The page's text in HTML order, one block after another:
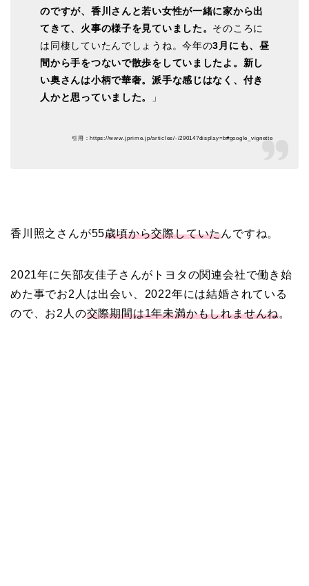
【画像】相葉雅紀の嫁は
関西出身の癒し系美人！
元タレントで交際期間約
10年！
岩堀せりと夫のGLAY・T
のですが、香川さんと若い女性が一緒に家から出
てきて、火事の様子を見ていました。 そのころに
は同棲していたんでしょうね。今年の3月にも、昼
間から手をつないで散歩をしていましたよ。新し
い奥さんは小柄で華奢。派手な感じはなく、付き
人かと思っていました。
」
引用：https://www.jprime.jp/articles/-/29014?display=b#google_vignette
香川照之さんが55歳頃から交際していたんですね。
2021年に矢部友佳子さんがトヨタの関連会社で働き始
めた事でお2人は出会い、2022年には結婚されている
ので、お2人の交際期間は1年未満かもしれませんね。